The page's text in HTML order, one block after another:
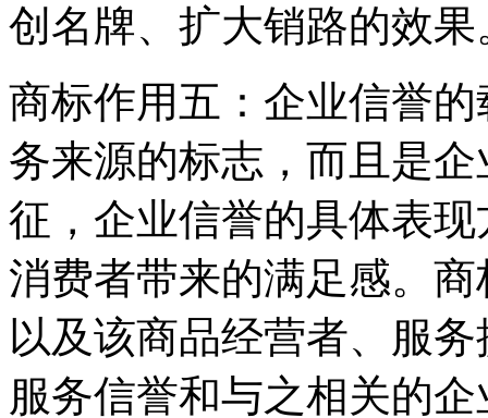
创名牌、扩大销路的效果
商标作用五：企业信誉
务来源的标志，而且是
征，企业信誉的具体表
消费者带来的满足感。
以及该商品经营者、服
服务信誉和与之相关的